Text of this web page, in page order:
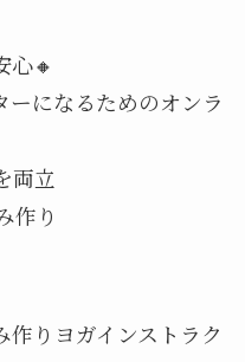
心🔸
になるためのオンラ
両立
作り
りヨガインストラク